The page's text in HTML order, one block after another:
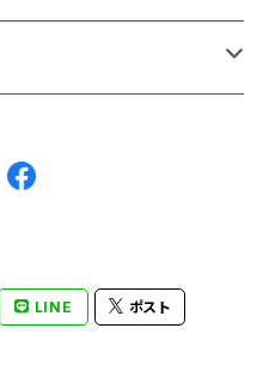
LINE ポスト